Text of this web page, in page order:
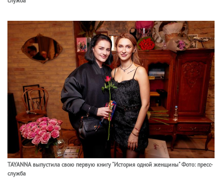
TAYANNA выпустила свою первую книгу "История одной женщины" Фото: пресс-
служба